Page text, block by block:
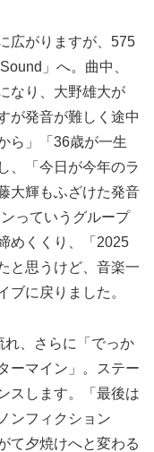
広がりますが、575
」へ。曲中、
なり、大野雄大が
が発音が難しく途中
ら」「36歳が一生
、「今日が今年のラ
大輝もふざけた発音
っていうグループ
めくくり、「2025
と思うけど、音楽一
ブに戻りました。
れ、さらに「でっか
ーマイン」。ステー
スします。「最後は
ンフィクション
て夕焼けへと変わる